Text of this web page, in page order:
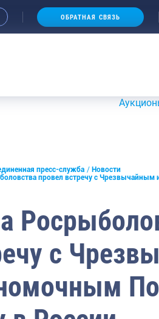
ОБРАТНАЯ СВЯЗЬ
Аукционы 20-21
пресс-служба
Новости
провел встречу с
с